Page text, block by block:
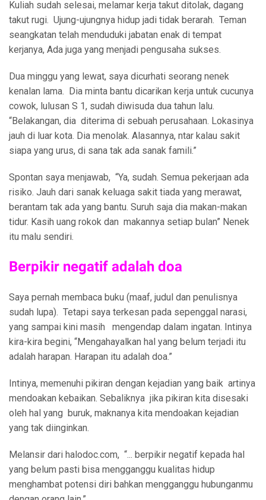
Kuliah sudah selesai, melamar kerja takut ditolak, dagang
takut rugi. Ujung-ujungnya hidup jadi tidak berarah. Teman
seangkatan telah menduduki jabatan enak di tempat
kerjanya, Ada juga yang menjadi pengusaha sukses.
Dua minggu yang lewat, saya dicurhati seorang nenek
kenalan lama. Dia minta bantu dicarikan kerja untuk cucunya
cowok, lulusan S 1, sudah diwisuda dua tahun lalu.
“Belakangan, dia diterima di sebuah perusahaan. Lokasinya
jauh di luar kota. Dia menolak. Alasannya, ntar kalau sakit
siapa yang urus, di sana tak ada sanak famili.”
Spontan saya menjawab, “Ya, sudah. Semua pekerjaan ada
risiko. Jauh dari sanak keluaga sakit tiada yang merawat,
berantam tak ada yang bantu. Suruh saja dia makan-makan
tidur. Kasih uang rokok dan makannya setiap bulan” Nenek
itu malu sendiri.
Berpikir negatif adalah doa
Saya pernah membaca buku (maaf, judul dan penulisnya
sudah lupa). Tetapi saya terkesan pada sepenggal narasi,
yang sampai kini masih mengendap dalam ingatan. Intinya
kira-kira begini, “Mengahayalkan hal yang belum terjadi itu
adalah harapan. Harapan itu adalah doa.”
Intinya, memenuhi pikiran dengan kejadian yang baik artinya
mendoakan kebaikan. Sebaliknya jika pikiran kita disesaki
oleh hal yang buruk, maknanya kita mendoakan kejadian
yang tak diinginkan.
Melansir dari halodoc.com, “... berpikir negatif kepada hal
yang belum pasti bisa mengganggu kualitas hidup
menghambat potensi diri bahkan mengganggu hubunganmu